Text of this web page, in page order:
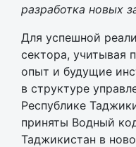
разработка новых
Для успешной
сектора, учитывая
опыт и будущие
в структуре
Республике
приняты Водный
Таджикистан в